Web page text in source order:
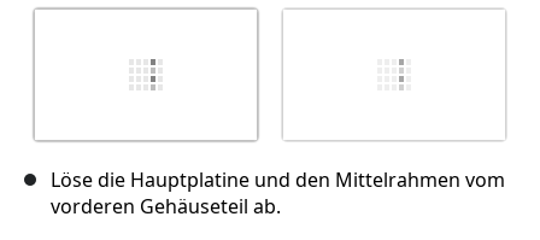
Löse die Hauptplatine und den Mittelrahmen vom
vorderen Gehäuseteil ab.